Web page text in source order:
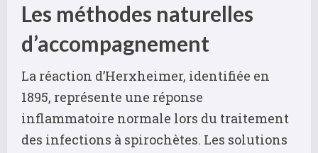
Les méthodes naturelles
d’accompagnement
La réaction d’Herxheimer, identifiée en
1895, représente une réponse
inflammatoire normale lors du traitement
des infections à spirochètes. Les solutions